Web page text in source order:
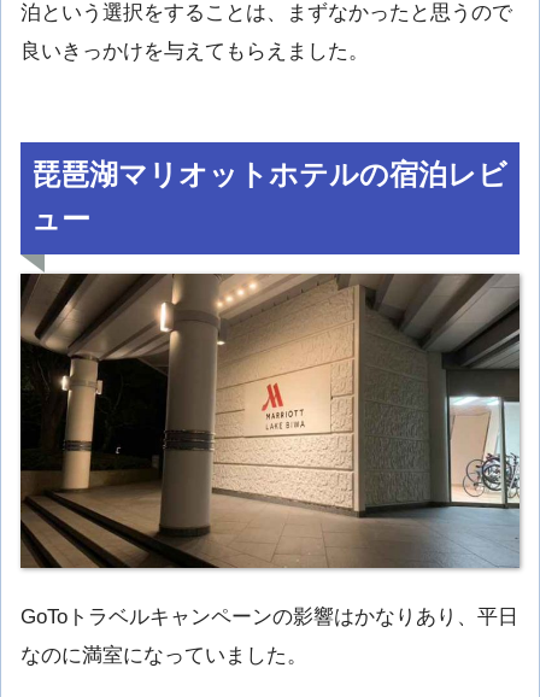
泊という選択をすることは、まずなかったと思うので
良いきっかけを与えてもらえました。
琵琶湖マリオットホテルの宿泊レビ
ュー
GoToトラベルキャンペーンの影響はかなりあり、平日
なのに満室になっていました。